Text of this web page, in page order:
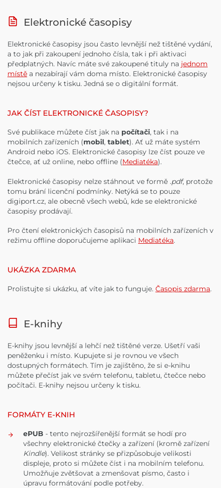
Elektronické časopisy
Elektronické časopisy jsou často levnější než tištěné vydání,
a to jak při zakoupení jednoho čísla, tak i při aktivaci
předplatných. Navíc máte své zakoupené tituly na jednom
místě a nezabírají vám doma místo. Elektronické časopisy
nejsou určeny k tisku. Jedná se o digitální formát.
JAK ČÍST ELEKTRONICKÉ ČASOPISY?
Své publikace můžete číst jak na počítači, tak i na
mobilních zařízeních (mobil, tablet). Ať už máte systém
Android nebo iOS. Elektronické časopisy lze číst pouze ve
čtečce, ať už online, nebo offline (Mediatéka).
Elektronické časopisy nelze stáhnout ve formě .pdf, protože
tomu brání licenční podmínky. Netýká se to pouze
digiport.cz, ale obecně všech webů, kde se elektronické
časopisy prodávají.
Pro čtení elektronických časopisů na mobilních zařízeních v
režimu offline doporučujeme aplikaci Mediatéka.
UKÁZKA ZDARMA
Prolistujte si ukázku, ať víte jak to funguje. Časopis zdarma.
E-knihy
E-knihy jsou levnější a lehčí než tištěné verze. Ušetří vaši
peněženku i místo. Kupujete si je rovnou ve všech
dostupných formátech. Tím je zajištěno, že si e-knihu
můžete přečíst jak ve svém telefonu, tabletu, čtečce nebo
počítači. E-knihy nejsou určeny k tisku.
FORMÁTY E-KNIH
ePUB - tento nejrozšířenější formát se hodí pro
všechny elektronické čtečky a zařízení (kromě zařízení
Kindle). Velikost stránky se přizpůsobuje velikosti
displeje, proto si můžete číst i na mobilním telefonu.
Umožňuje zvětšovat a zmenšovat písmo, často i
úpravu formátování podle potřeby.